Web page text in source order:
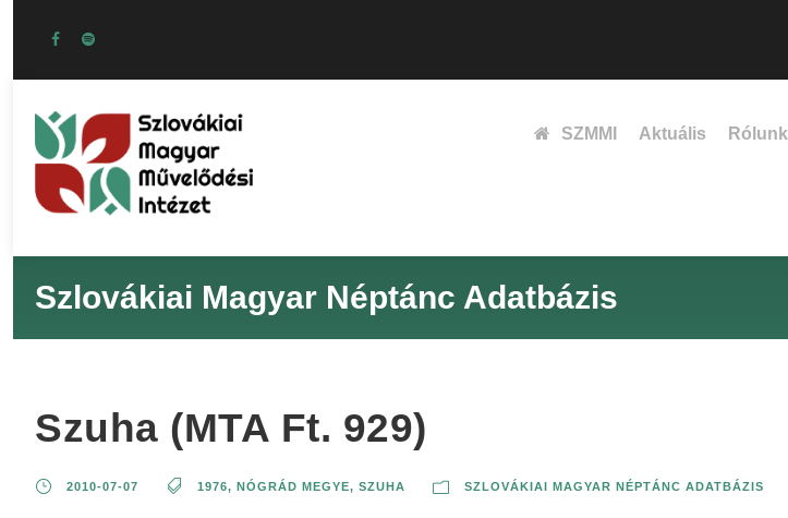
SZMMI Aktuális Rólunk
Szlovákiai Magyar Néptánc Adatbázis
Szuha (MTA Ft. 929)
2010-07-07 1976, NÓGRÁD MEGYE, SZUHA SZLOVÁKIAI MAGYAR NÉPTÁNC ADATBÁZIS